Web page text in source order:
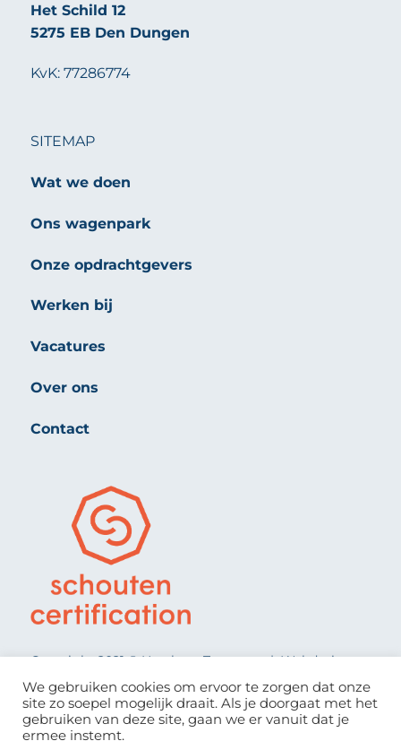
Het Schild 12
5275 EB Den Dungen
KvK: 77286774
SITEMAP
Wat we doen
Ons wagenpark
Onze opdrachtgevers
Werken bij
Vacatures
Over ons
Contact
Copyright 2021 © Heerkens Transport | Webdesign:
Clic Visuals Reclame
We gebruiken cookies om ervoor te zorgen dat onze
site zo soepel mogelijk draait. Als je doorgaat met het
gebruiken van deze site, gaan we er vanuit dat je
ermee instemt.